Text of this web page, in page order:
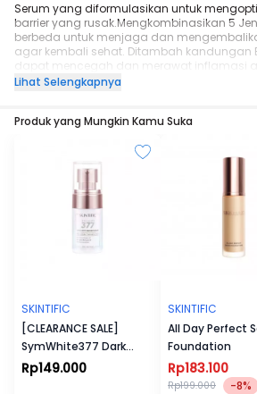
Serum yang diformulasikan untuk
barrier yang rusak.Mengkombinasikan 5
berbeda untuk menjaga dan
agar kembali sehat. Ditambah kandungan
dapat mencegah dan merawat inflamasi
kulit seperti kemerahan dan jerawat. Untuk
Lihat Selengkapnya
Produk yang Mungkin Kamu Suka
SKINTIFIC
[CLEARANCE SALE]
SymWhite377 Dark
Spot Eraser Serum
Rp149.000
SKINTIFIC
All Day Perfect
Foundation
Rp183.100
Rp199.000 -8%